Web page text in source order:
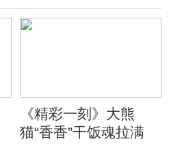
《精彩一刻》大熊
猫“香香”干饭魂拉满